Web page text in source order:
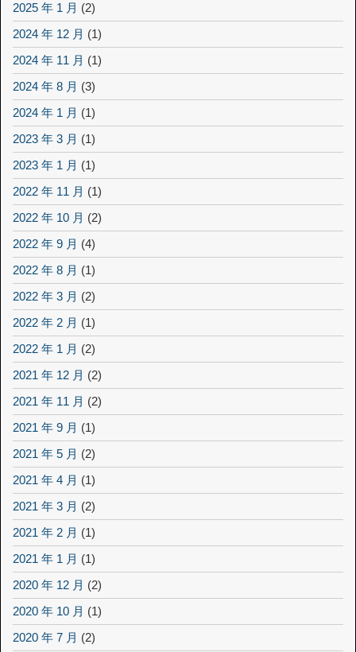
2025 年 1 月 (2)
2024 年 12 月 (1)
2024 年 11 月 (1)
2024 年 8 月 (3)
2024 年 1 月 (1)
2023 年 3 月 (1)
2023 年 1 月 (1)
2022 年 11 月 (1)
2022 年 10 月 (2)
2022 年 9 月 (4)
2022 年 8 月 (1)
2022 年 3 月 (2)
2022 年 2 月 (1)
2022 年 1 月 (2)
2021 年 12 月 (2)
2021 年 11 月 (2)
2021 年 9 月 (1)
2021 年 5 月 (2)
2021 年 4 月 (1)
2021 年 3 月 (2)
2021 年 2 月 (1)
2021 年 1 月 (1)
2020 年 12 月 (2)
2020 年 10 月 (1)
2020 年 7 月 (2)